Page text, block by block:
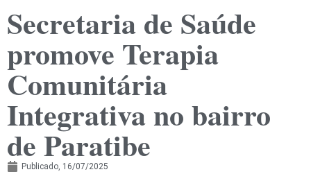
Secretaria de Saúde
promove Terapia
Comunitária
Integrativa no bairro
de Paratibe
Publicado, 16/07/2025